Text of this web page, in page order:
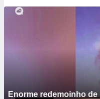
Enorme redemoinho